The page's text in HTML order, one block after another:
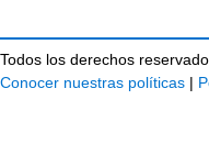
Todos los derechos
Conocer nuestras políticas |